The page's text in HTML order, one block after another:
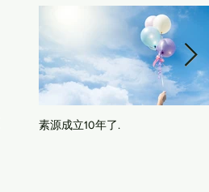
素源成立10年了.